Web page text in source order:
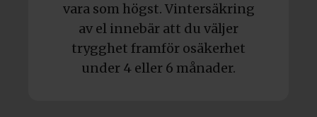
vara som högst. Vintersäkring
av el innebär att du väljer
trygghet framför osäkerhet
under 4 eller 6 månader.